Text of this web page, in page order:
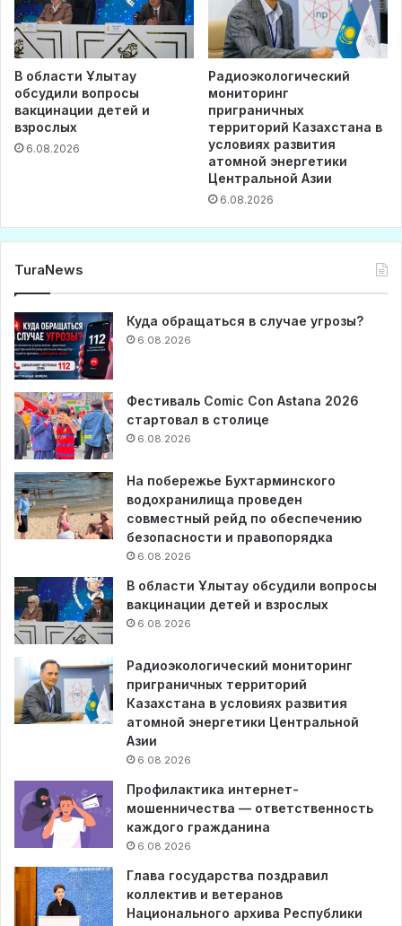
В области Ұлытау
обсудили вопросы
вакцинации детей и
взрослых
6.08.2026
Радиоэкологический
мониторинг
приграничных
территорий Казахстана в
условиях развития
атомной энергетики
Центральной Азии
6.08.2026
TuraNews
Куда обращаться в случае угрозы?
6.08.2026
Фестиваль Comic Con Astana 2026
стартовал в столице
6.08.2026
На побережье Бухтарминского
водохранилища проведен
совместный рейд по обеспечению
безопасности и правопорядка
6.08.2026
В области Ұлытау обсудили вопросы
вакцинации детей и взрослых
6.08.2026
Радиоэкологический мониторинг
приграничных территорий
Казахстана в условиях развития
атомной энергетики Центральной
Азии
6.08.2026
Профилактика интернет-
мошенничества — ответственность
каждого гражданина
6.08.2026
Глава государства поздравил
коллектив и ветеранов
Национального архива Республики